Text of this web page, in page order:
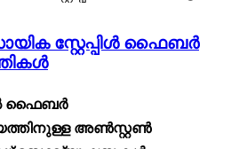
സ്റ്റേപ്പിൾ ഫൈബർ
ഫൈബർ
അൺസ്റ്റൺ